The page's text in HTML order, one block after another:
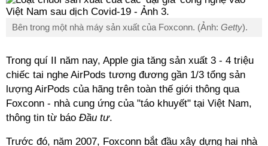
Bên trong một nhà máy sản xuất của Foxconn. (Ảnh: Getty).
Trong quí II năm nay, Apple gia tăng sản xuất 3 - 4 triệu
chiếc tai nghe AirPods tương đương gần 1/3 tổng sản
lượng AirPods của hãng trên toàn thế giới thông qua
Foxconn - nhà cung ứng của "táo khuyết" tại Việt Nam,
thông tin từ báo Đầu tư.
Trước đó, năm 2007, Foxconn bắt đầu xây dựng hai nhà